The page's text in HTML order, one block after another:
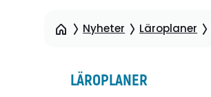
Nyheter Läroplaner
LÄROPLANER